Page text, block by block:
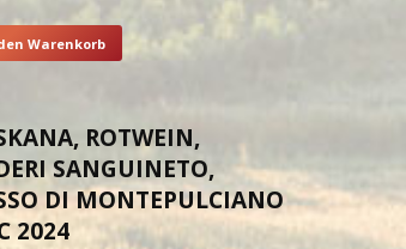
Warenkorb
ROTWEIN,
SANGUINETO,
DI MONTEPULCIANO
2024